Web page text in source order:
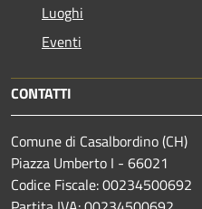
Luoghi
Eventi
CONTATTI
Comune di Casalbordino (CH)
Piazza Umberto I - 66021
Codice Fiscale: 00234500692